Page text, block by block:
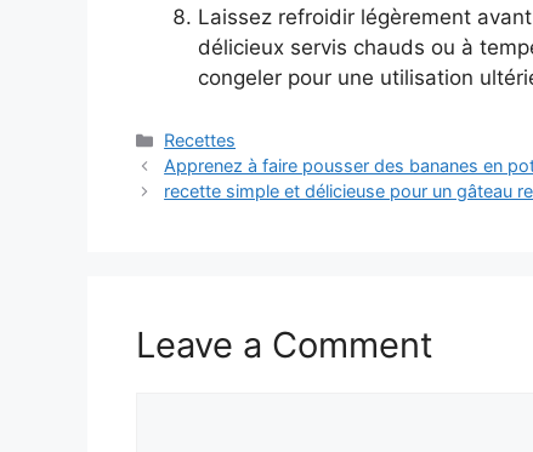
Laissez refroidir légèrement
délicieux servis chauds ou à
congeler pour une utilisation
Categories
Recettes
Apprenez à faire pousser des bananes en
recette simple et délicieuse pour un gâteau
Leave a Comment